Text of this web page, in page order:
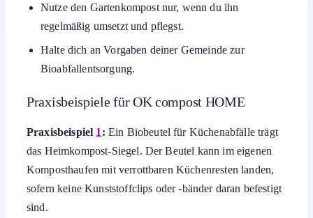
Nutze den Gartenkompost nur, wenn du ihn
regelmäßig umsetzt und pflegst.
Halte dich an Vorgaben deiner Gemeinde zur
Bioabfallentsorgung.
Praxisbeispiele für OK compost HOME
Praxisbeispiel 1 : Ein Biobeutel für Küchenabfälle trägt
das Heimkompost-Siegel. Der Beutel kann im eigenen
Komposthaufen mit verrottbaren Küchenresten landen,
sofern keine Kunststoffclips oder -bänder daran befestigt
sind.